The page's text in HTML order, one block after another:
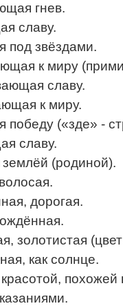
гнев.
славу.
под звёздами.
к миру
славу.
к миру.
победу («зде» -
славу.
землёй (родиной).
дорогая.
золотистая
как солнце.
похожей